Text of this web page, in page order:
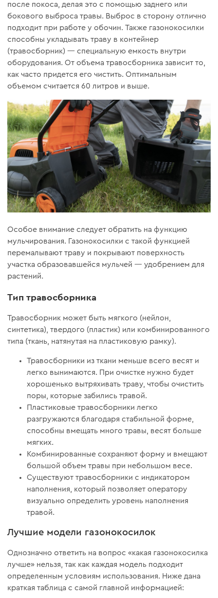
после покоса, делая это с помощью заднего или
бокового выброса травы. Выброс в сторону отлично
подходит при работе у обочин. Также газонокосилки
способны укладывать траву в контейнер
(травосборник) — специальную емкость внутри
оборудования. От объема травосборника зависит то,
как часто придется его чистить. Оптимальным
объемом считается 60 литров и выше.
Особое внимание следует обратить на функцию
мульчирования. Газонокосилки с такой функцией
перемалывают траву и покрывают поверхность
участка образовавшейся мульчей — удобрением для
растений.
Тип травосборника
Травосборник может быть мягкого (нейлон,
синтетика), твердого (пластик) или комбинированного
типа (ткань, натянутая на пластиковую рамку).
Травосборники из ткани меньше всего весят и
легко вынимаются. При очистке нужно будет
хорошенько вытряхивать траву, чтобы очистить
поры, которые забились травой.
Пластиковые травосборники легко
разгружаются благодаря стабильной форме,
способны вмещать много травы, весят больше
мягких.
Комбинированные сохраняют форму и вмещают
большой объем травы при небольшом весе.
Существуют травосборники с индикатором
наполнения, который позволяет оператору
визуально определить уровень наполнения
травой.
Лучшие модели газонокосилок
Однозначно ответить на вопрос «какая газонокосилка
лучше» нельзя, так как каждая модель подходит
определенным условиям использования. Ниже дана
краткая таблица с самой главной информацией: